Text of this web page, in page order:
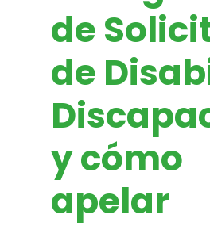
de
de
y cómo
apelar